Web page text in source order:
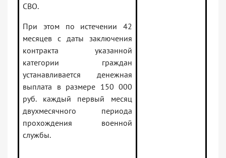
СВО.
При этом по истечении 42
месяцев с даты заключения
контракта указанной
категории граждан
устанавливается денежная
выплата в размере 150 000
руб. каждый первый месяц
двухмесячного периода
прохождения военной
службы.